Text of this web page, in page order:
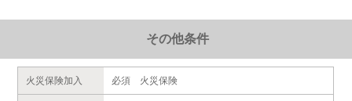
その他条件
火災保険加入 必須 火災保険